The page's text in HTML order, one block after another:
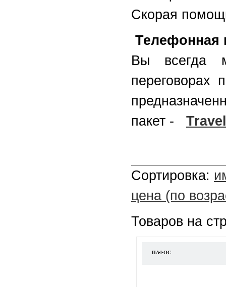
Скорая
Телефонная
Вы всегда
переговорах
пакет -
Сортировка:
цена (по
Товаров на
ПАФОС